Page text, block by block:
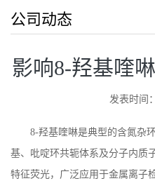
公司动态
影响8-羟基喹
发表时间
8-羟基喹啉是典型的含氮杂
基、吡啶环共轭体系及分子内质
特征荧光，广泛应用于金属离子